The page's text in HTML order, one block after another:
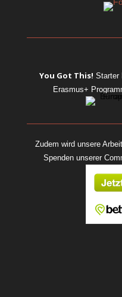
You Got This! Starter
Erasmus+
Zudem wird unsere
Spenden unserer